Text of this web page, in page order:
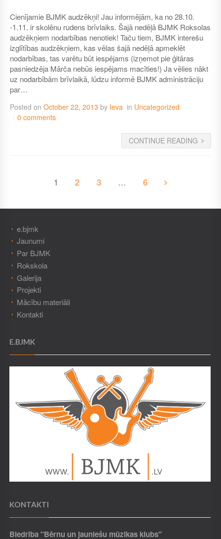
Cienījamie BJMK audzēkņi! Jau informējām, ka no 28.10.
-1.11. ir skolēnu rudens brīvlaiks. Šajā nedēļā BJMK Roksolas
audzēkņiem nodarbības nenotiek! Taču tiem, BJMK interešu
izglītības audzēkņiem, kas vēlas šajā nedēļā apmeklēt
nodarbības, tas varētu būt iespējams (izņemot pie ģitāras
pasniedzēja Mārča nebūs iespējams macīties!) Ja vēlies nākt
uz nodarbībām brīvlaikā, lūdzu informē BJMK administrāciju
par…
Posted on October 22, 2013 by Ieva in Uncategorized
0 comments
CONTINUE READING
1 2 3 … 6
e.bjmk
Jaunumi
Par BJMK
Rokskola
Galerija
Projekti
Mācību materiāli
Kontakti
E.BJMK
KONTAKTI
Biedrība "Bērnu un jauniešu mūzikas klubs"